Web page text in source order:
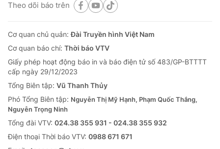
Theo dõi báo trên
Cơ quan chủ quản:Đài Truyền hình Việt Nam
Cơ quan báo chí: Thời báo VTV
Giấy phép hoạt động báo in và báo điện tử số 483/GP-BTTTT
cấp ngày 29/12/2023
Tổng Biên tập: Vũ Thanh Thủy
Phó Tổng Biên tập: Nguyễn Thị Mỹ Hạnh, Phạm Quốc Thắng,
Nguyễn Trọng Ninh
Tổng đài VTV: 024.38 355 931 - 024.38 355 932
Ðiện thoại Thời báo VTV: 0988 671 671